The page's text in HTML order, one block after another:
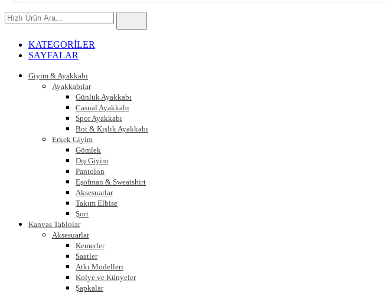
Hızlı
Ürün
KATEGORİLER
SAYFALAR
Giyim & Ayakkabı
Ayakkabılar
Günlük Ayakkabı
Casual Ayakkabı
Spor Ayakkabı
Bot & Kışlık Ayakkabı
Erkek Giyim
Gömlek
Dış Giyim
Pantolon
Eşofman & Sweatshirt
Aksesuarlar
Takım Elbise
Şort
Kanvas Tablolar
Aksesuarlar
Kemerler
Saatler
Atkı Modelleri
Kolye ve Künyeler
Şapkalar